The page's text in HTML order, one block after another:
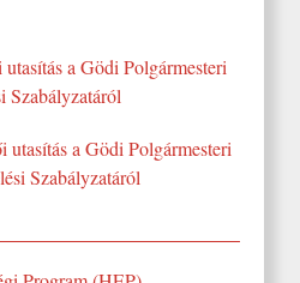
a Gödi Polgármesteri
Szabályzatáról
utasítás a Gödi Polgármesteri
Szabályzatáról